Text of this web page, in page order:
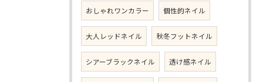
おしゃれワンカラー 個性的ネイル
大人レッドネイル 秋冬フットネイル
シアーブラックネイル 透け感ネイル